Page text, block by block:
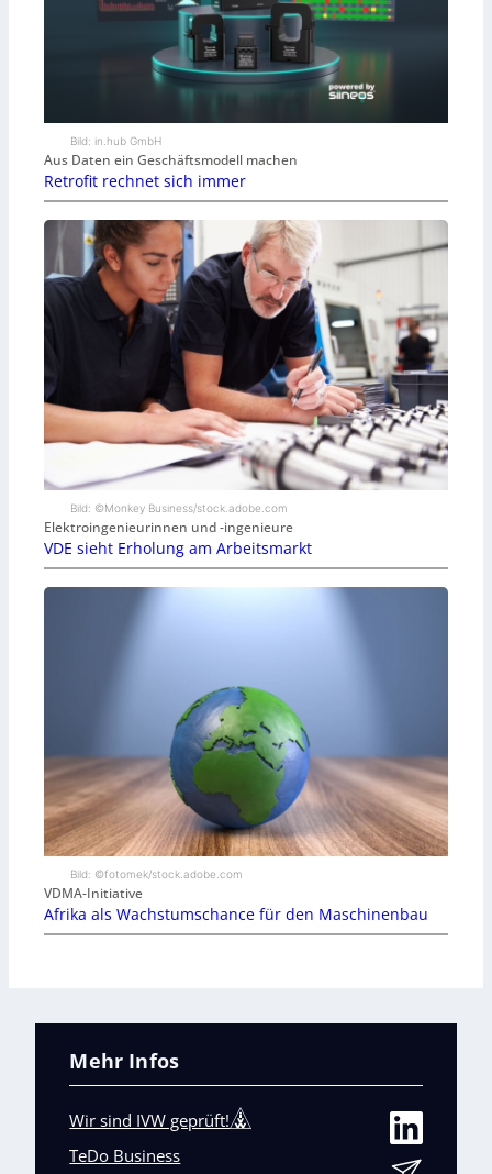
Bild: in.hub GmbH
Aus Daten ein Geschäftsmodell machen
Retrofit rechnet sich immer
Bild: ©Monkey Business/stock.adobe.com
Elektroingenieurinnen und -ingenieure
VDE sieht Erholung am Arbeitsmarkt
Bild: ©fotomek/stock.adobe.com
VDMA-Initiative
Afrika als Wachstumschance für den Maschinenbau
Mehr Infos
Wir sind IVW geprüft!
TeDo Business